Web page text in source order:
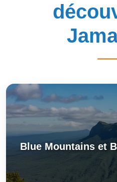
Blue Mountains et